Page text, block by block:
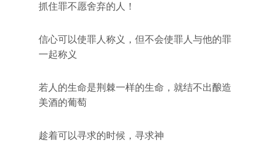
抓住罪不愿舍弃的人！
信心可以使罪人称义，但不会使罪人与他的罪
一起称义
若人的生命是荆棘一样的生命，就结不出酿造
美酒的葡萄
趁着可以寻求的时候，寻求神